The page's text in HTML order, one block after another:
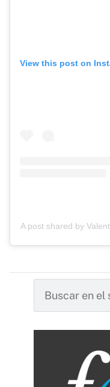
View this post on
A post shared by